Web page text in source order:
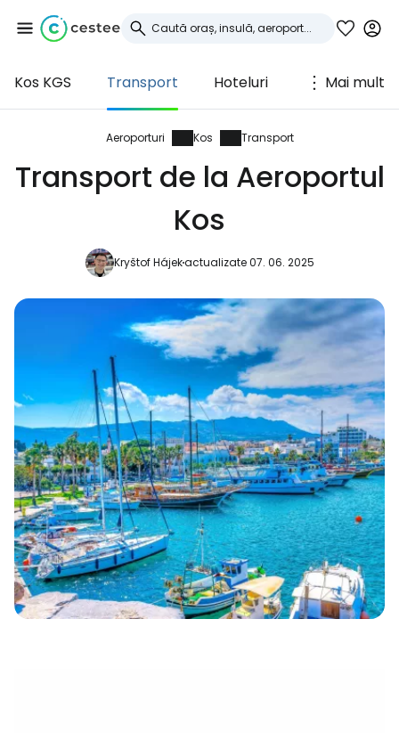
Kos KGS Transport Hoteluri Mai mult
Aeroporturi Kos Transport
Transport de la Aeroportul
Kos
Kryštof Hájekactualizate 07. 06. 2025
Conectați-vă la
Cestee
... comunitatea mondială a călătorilor
Continuați cu Facebook
Continuați cu e-mailul